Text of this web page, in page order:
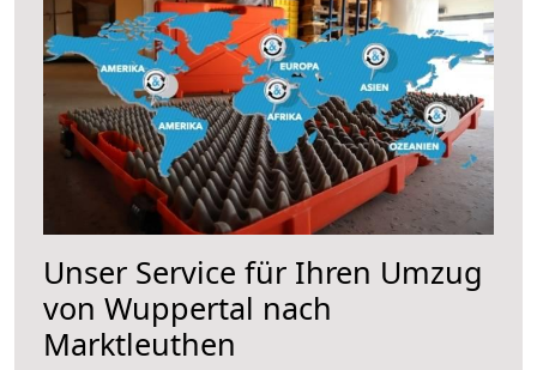
Unser Service für Ihren Umzug
von Wuppertal nach
Marktleuthen